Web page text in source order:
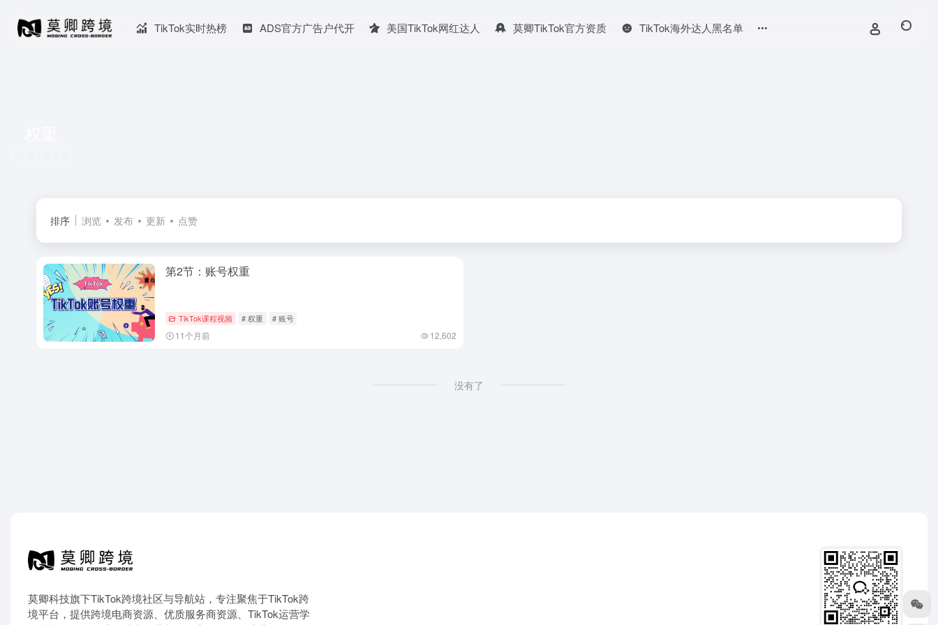
TikTok实时热榜 ADS官方广告户代开 美国TikTok网红达人 莫卿TikTok官方资质 TikTok海外达人黑名单
排序 浏览 发布 更新 点赞
第2节：账号权重
TikTok课程视频 # 权重 # 账号
11个月前 12,602
没有了
莫卿科技旗下TikTok跨境社区与导航站，专注聚焦于TikTok跨
境平台，提供跨境电商资源、优质服务商资源、TikTok运营学